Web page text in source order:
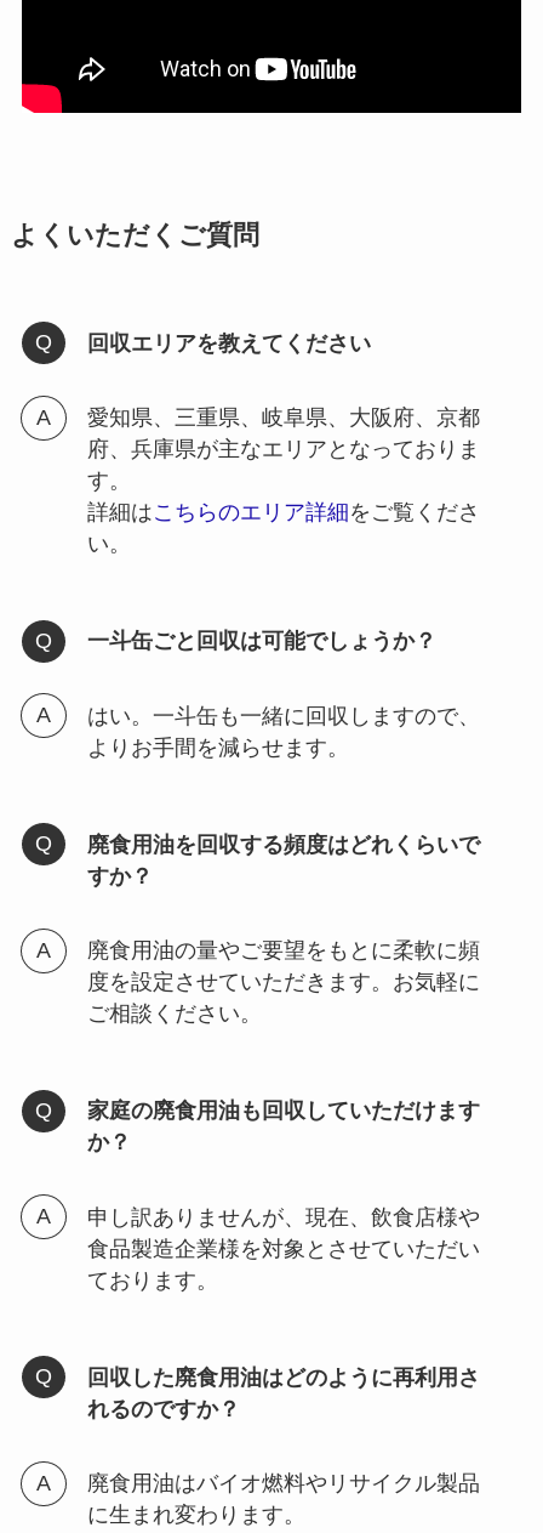
よくいただくご質問
回収エリアを教えてください
愛知県、三重県、岐阜県、大阪府、京都
府、兵庫県が主なエリアとなっておりま
す。
詳細はこちらのエリア詳細をご覧くださ
い。
一斗缶ごと回収は可能でしょうか？
はい。一斗缶も一緒に回収しますので、
よりお手間を減らせます。
廃食用油を回収する頻度はどれくらいで
すか？
廃食用油の量やご要望をもとに柔軟に頻
度を設定させていただきます。お気軽に
ご相談ください。
家庭の廃食用油も回収していただけます
か？
申し訳ありませんが、現在、飲食店様や
食品製造企業様を対象とさせていただい
ております。
回収した廃食用油はどのように再利用さ
れるのですか？
廃食用油はバイオ燃料やリサイクル製品
に生まれ変わります。